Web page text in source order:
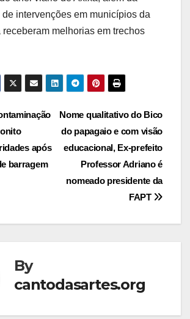
intervenções em municípios da
receberam melhorias em trechos
Nome qualitativo do Bico
do papagaio e com visão
educacional, Ex-prefeito
Professor Adriano é
nomeado presidente da
FAPT
após
barragem
By
cantodasartes.org